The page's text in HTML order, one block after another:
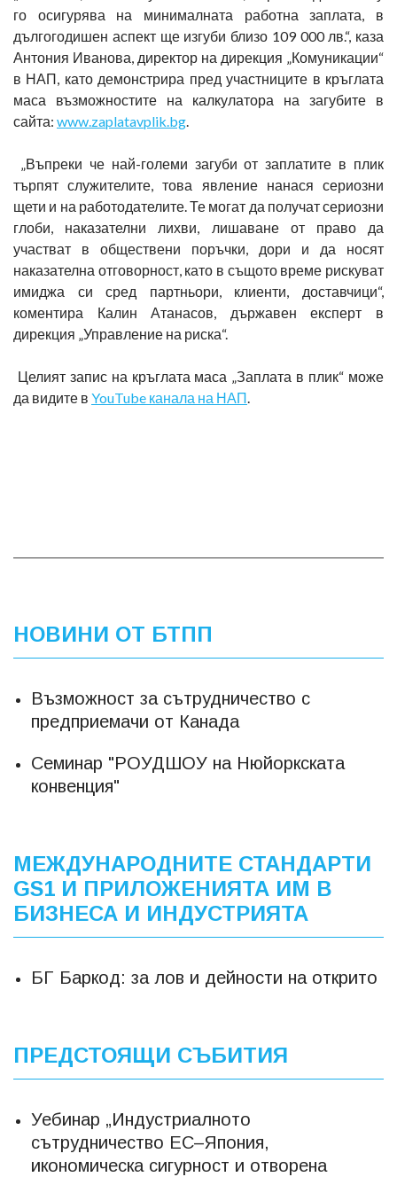
го осигурява на минималната работна заплата, в
дългогодишен аспект ще изгуби близо 109 000 лв.“, каза
Антония Иванова, директор на дирекция „Комуникации“
в НАП, като демонстрира пред участниците в кръглата
маса възможностите на калкулатора на загубите в
сайта: www.zaplatavplik.bg.
„Въпреки че най-големи загуби от заплатите в плик
търпят служителите, това явление нанася сериозни
щети и на работодателите. Те могат да получат сериозни
глоби, наказателни лихви, лишаване от право да
участват в обществени поръчки, дори и да носят
наказателна отговорност, като в същото време рискуват
имиджа си сред партньори, клиенти, доставчици“,
коментира Калин Атанасов, държавен експерт в
дирекция „Управление на риска“.
Целият запис на кръглата маса „Заплата в плик“ може
да видите в YouTube канала на НАП.
НОВИНИ ОТ БТПП
Възможност за сътрудничество с
предприемачи от Канада
Семинар "РОУДШОУ на Нюйоркската
конвенция"
МЕЖДУНАРОДНИТЕ СТАНДАРТИ
GS1 И ПРИЛОЖЕНИЯТА ИМ В
БИЗНЕСА И ИНДУСТРИЯТА
БГ Баркод: за лов и дейности на открито
ПРЕДСТОЯЩИ СЪБИТИЯ
Уебинар „Индустриалното
сътрудничество ЕС–Япония,
икономическа сигурност и отворена